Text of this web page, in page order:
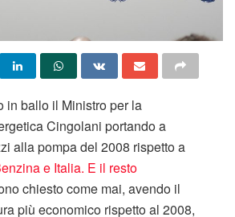
in ballo il Ministro per la
Cingolani portando a
alla pompa del 2008 rispetto a
e Italia. E il resto
chiesto come mai, avendo il
più economico rispetto al 2008,